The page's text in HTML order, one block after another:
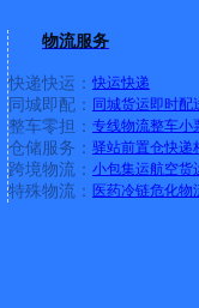
物流服务
快递快运： 快运快递
同城即配： 同城货运即时配
整车零担： 专线物流整车小
仓储服务： 驿站前置仓快递
跨境物流： 小包集运航空货
特殊物流： 医药冷链危化物